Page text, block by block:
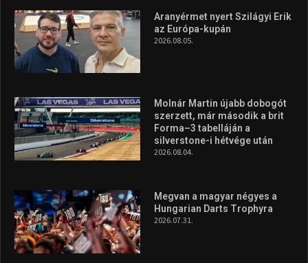
Aranyérmet nyert Szilágyi Erik
az Európa-kupán
2026.08.05.
Molnár Martin újabb dobogót
szerzett, már második a brit
Forma–3 tabelláján a
silverstone-i hétvége után
2026.08.04.
Megvan a magyar négyes a
Hungarian Darts Trophyra
2026.07.31.